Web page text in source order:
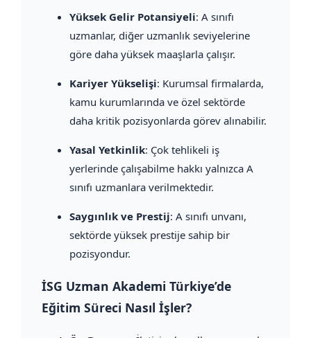
Yüksek Gelir Potansiyeli: A sınıfı
uzmanlar, diğer uzmanlık seviyelerine
göre daha yüksek maaşlarla çalışır.
Kariyer Yükselişi: Kurumsal firmalarda,
kamu kurumlarında ve özel sektörde
daha kritik pozisyonlarda görev alınabilir.
Yasal Yetkinlik: Çok tehlikeli iş
yerlerinde çalışabilme hakkı yalnızca A
sınıfı uzmanlara verilmektedir.
Saygınlık ve Prestij: A sınıfı unvanı,
sektörde yüksek prestije sahip bir
pozisyondur.
İSG Uzman Akademi Türkiye’de
Eğitim Süreci Nasıl İşler?